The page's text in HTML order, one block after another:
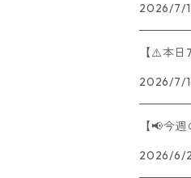
2026/7/
【⚠️本日
2026/7/
【📢今
2026/6/